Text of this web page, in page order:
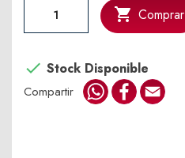
 Comprar
 Stock Disponible
Compartir WhatsApp
Facebook